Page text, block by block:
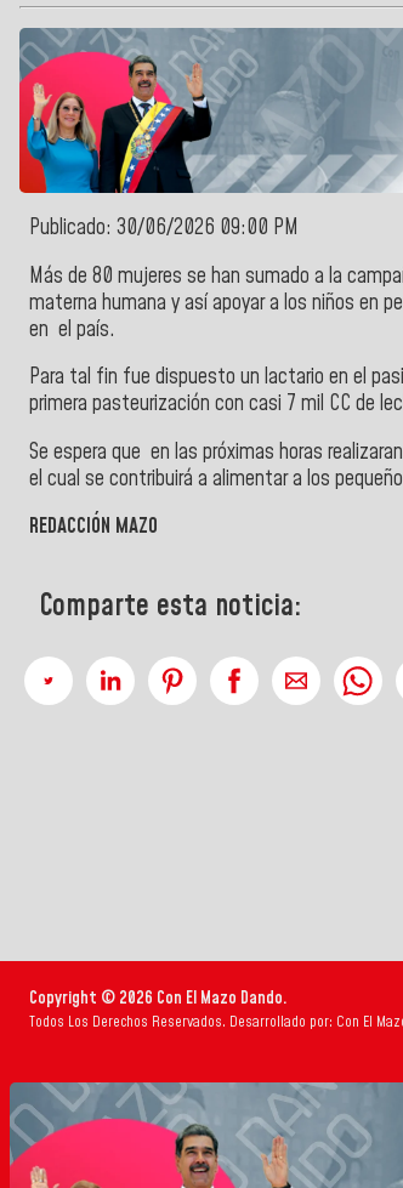
Publicado: 30/06/2026 09:00 PM
Más de 80 mujeres se han sumado a la
materna humana y así apoyar a los niños en
en el país.
Para tal fin fue dispuesto un lactario en el
primera pasteurización con casi 7 mil CC de
Se espera que en las próximas horas
el cual se contribuirá a alimentar a los
REDACCIÓN MAZO
Comparte esta noticia:
Copyright © 2026 Con El Mazo Dando.
Todos Los Derechos Reservados. Desarrollado por: Con El